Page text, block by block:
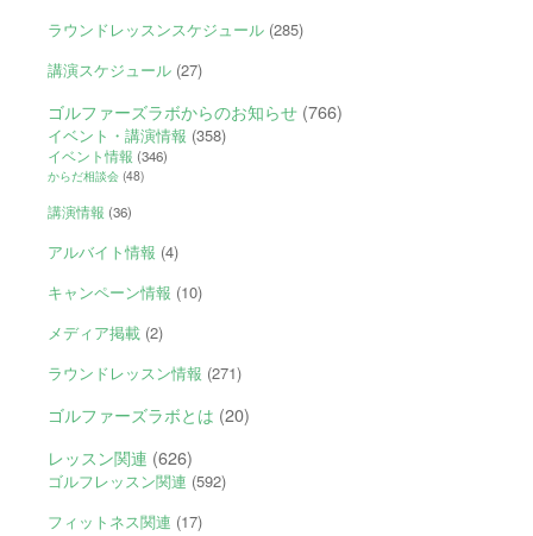
ラウンドレッスンスケジュール(285)
講演スケジュール(27)
ゴルファーズラボからのお知らせ(766)
イベント・講演情報 (358)
イベント情報 (346)
からだ相談会(48)
講演情報 (36)
アルバイト情報 (4)
キャンペーン情報 (10)
メディア掲載(2)
ラウンドレッスン情報 (271)
ゴルファーズラボとは (20)
レッスン関連 (626)
ゴルフレッスン関連 (592)
フィットネス関連 (17)